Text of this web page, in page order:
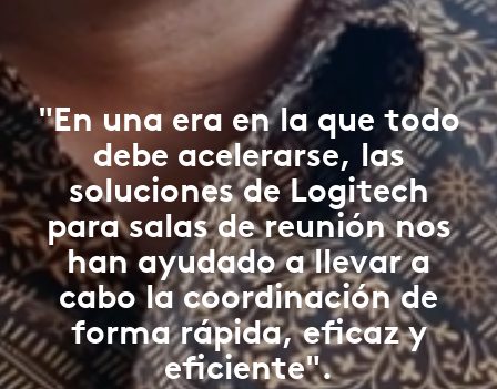
"En una era en la que todo
debe acelerarse, las
soluciones de Logitech
para salas de reunión nos
han ayudado a llevar a
cabo la coordinación de
forma rápida, eficaz y
eficiente".